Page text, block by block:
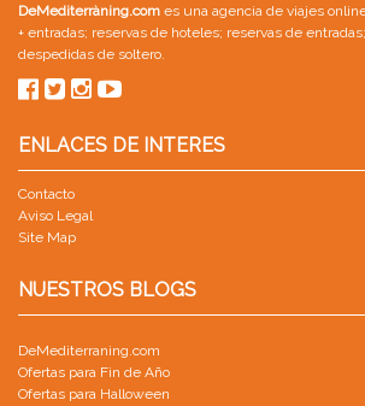
DeMediterràning.com es una agencia de viajes
+ entradas; reservas de hoteles; reservas de entradas;
despedidas de soltero
ENLACES DE INTERES
Contacto
Aviso Legal
Site Map
NUESTROS BLOGS
DeMediterraning.com
Ofertas para Fin de Año
Ofertas para Halloween